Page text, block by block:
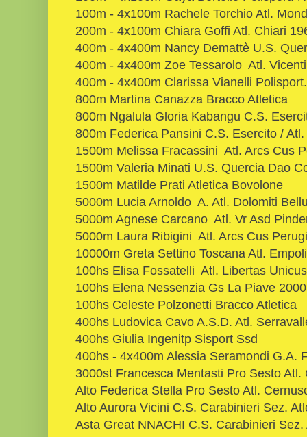
100m - 4x100m Rachele Torchio Atl.
200m - 4x100m Chiara Goffi Atl. Chiari
400m - 4x400m Nancy Demattè U.S.
400m - 4x400m Zoe Tessarolo Atl.
400m - 4x400m Clarissa Vianelli
800m Martina Canazza Bracco Atletica
800m Ngalula Gloria Kabangu C.S.
800m Federica Pansini C.S. Esercito /
1500m Melissa Fracassini Atl. Arcs Cus
1500m Valeria Minati U.S. Quercia Dao
1500m Matilde Prati Atletica Bovolone
5000m Lucia Arnoldo A. Atl. Dolomiti
5000m Agnese Carcano Atl. Vr Asd
5000m Laura Ribigini Atl. Arcs Cus
10000m Greta Settino Toscana Atl.
100hs Elisa Fossatelli Atl. Libertas
100hs Elena Nessenzia Gs La Piave 2000
100hs Celeste Polzonetti Bracco Atletica
400hs Ludovica Cavo A.S.D. Atl.
400hs Giulia Ingenitp Sisport Ssd
400hs - 4x400m Alessia Seramondi G.A.
3000st Francesca Mentasti Pro Sesto Atl.
Alto Federica Stella Pro Sesto Atl.
Alto Aurora Vicini C.S. Carabinieri Sez.
Asta Great NNACHI C.S. Carabinieri